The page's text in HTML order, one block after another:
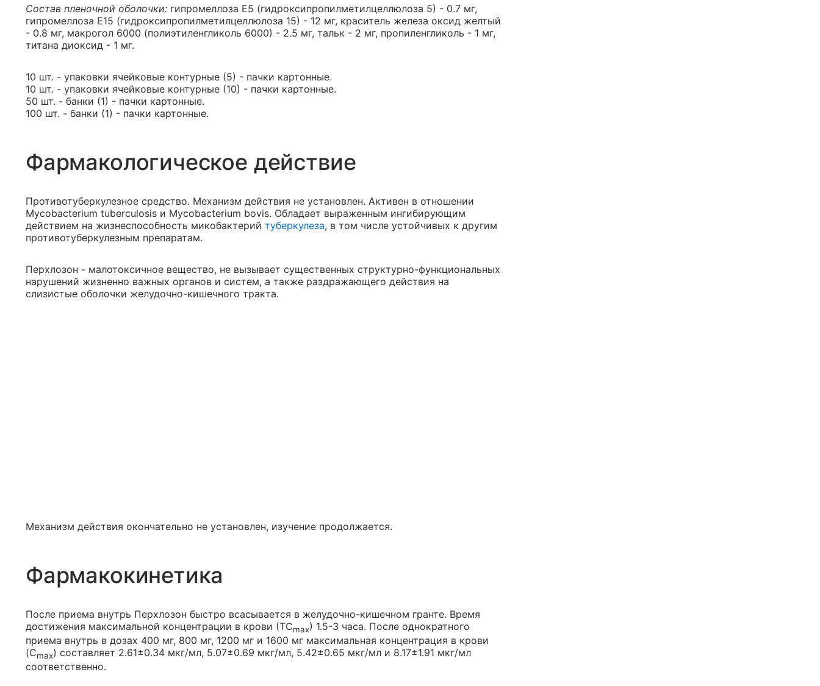
Состав пленочной оболочки: гипромеллоза Е5 (гидроксипропилметилцеллюлоза 5) - 0.7 мг,
гипромеллоза Е15 (гидроксипропилметилцеллюлоза 15) - 12 мг, краситель железа оксид желтый
- 0.8 мг, макрогол 6000 (полиэтиленгликоль 6000) - 2.5 мг, тальк - 2 мг, пропиленгликоль - 1 мг,
титана диоксид - 1 мг.
10 шт. - упаковки ячейковые контурные (5) - пачки картонные.
10 шт. - упаковки ячейковые контурные (10) - пачки картонные.
50 шт. - банки (1) - пачки картонные.
100 шт. - банки (1) - пачки картонные.
Фармакологическое действие
Противотуберкулезное средство. Механизм действия не установлен. Активен в отношении
Mycobacterium tuberculosis и Mycobacterium bovis. Обладает выраженным ингибирующим
действием на жизнеспособность микобактерий туберкулеза, в том числе устойчивых к другим
противотуберкулезным препаратам.
Перхлозон - малотоксичное вещество, не вызывает существенных структурно-функциональных
нарушений жизненно важных органов и систем, а также раздражающего действия на
слизистые оболочки желудочно-кишечного тракта.
Механизм действия окончательно не установлен, изучение продолжается.
Фармакокинетика
После приема внутрь Перхлозон быстро всасывается в желудочно-кишечном гранте. Время
достижения максимальной концентрации в крови (ТCmax) 1.5-3 часа. После однократного
приема внутрь в дозах 400 мг, 800 мг, 1200 мг и 1600 мг максимальная концентрация в крови
(Cmax) составляет 2.61±0.34 мкг/мл, 5.07±0.69 мкг/мл, 5.42±0.65 мкг/мл и 8.17±1.91 мкг/мл
соответственно.